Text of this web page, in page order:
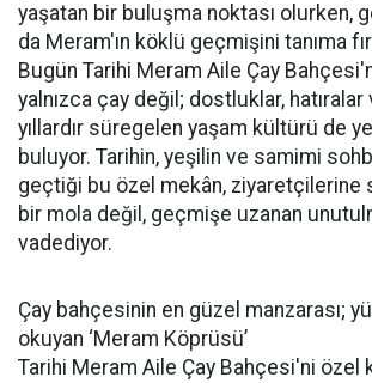
yaşatan bir buluşma noktası olurken,
da Meram'ın köklü geçmişini tanıma
Bugün Tarihi Meram Aile Çay
yalnızca çay değil; dostluklar, hatıralar
yıllardır süregelen yaşam kültürü de
buluyor. Tarihin, yeşilin ve samimi
geçtiği bu özel mekân, ziyaretçilerine
bir mola değil, geçmişe uzanan
vadediyor.
Çay bahçesinin en güzel manzarası;
okuyan ‘Meram Köprüsü’
Tarihi Meram Aile Çay Bahçesi'ni özel